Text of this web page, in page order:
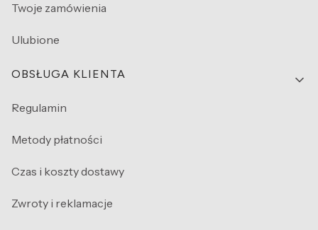
Twoje zamówienia
Ulubione
OBSŁUGA KLIENTA
Regulamin
Metody płatności
Czas i koszty dostawy
Zwroty i reklamacje